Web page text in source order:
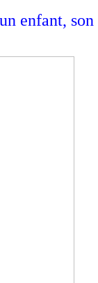
enfant, son